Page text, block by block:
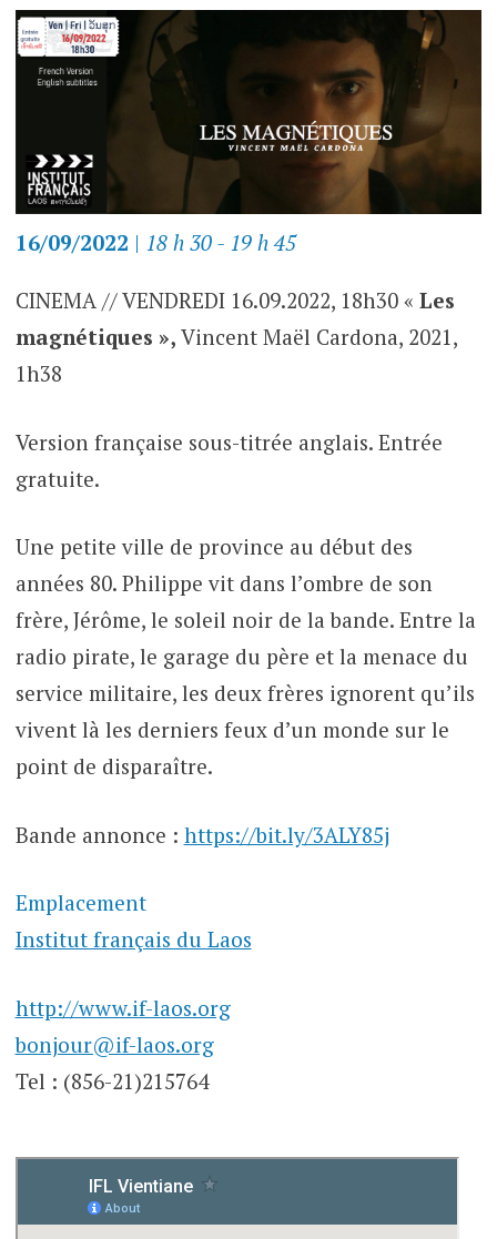
16/09/2022 | 18 h 30 - 19 h 45
CINEMA // VENDREDI 16.09.2022, 18h30 « Les
magnétiques », Vincent Maël Cardona, 2021,
1h38
Version française sous-titrée anglais. Entrée
gratuite.
Une petite ville de province au début des
années 80. Philippe vit dans l’ombre de son
frère, Jérôme, le soleil noir de la bande. Entre la
radio pirate, le garage du père et la menace du
service militaire, les deux frères ignorent qu’ils
vivent là les derniers feux d’un monde sur le
point de disparaître.
Bande annonce : https://bit.ly/3ALY85j
Emplacement
Institut français du Laos
http://www.if-laos.org
bonjour@if-laos.org
Tel : (856-21)215764